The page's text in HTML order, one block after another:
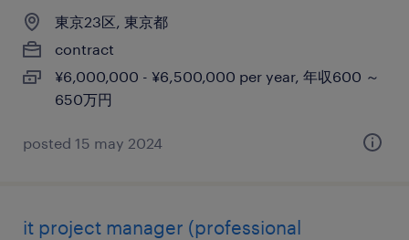
東京23区, 東京都
contract
¥6,000,000 - ¥6,500,000 per year, 年収600 ～
650万円
posted 15 may 2024
it project manager (professional